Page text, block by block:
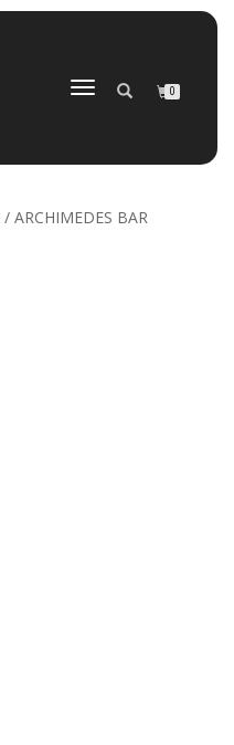
ALTERNAR
0
/ ARCHIMEDES BAR